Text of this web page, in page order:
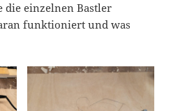
die einzelnen Bastler
funktioniert und was